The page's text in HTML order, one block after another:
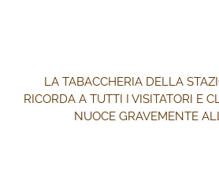
LA TABACCHERIA DELLA
RICORDA A TUTTI I VISITATORI E
NUOCE GRAVEMENTE